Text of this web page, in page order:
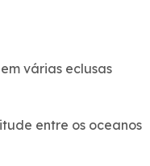
várias eclusas
entre os oceanos